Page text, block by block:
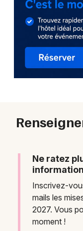
Ne ratez
Inscrivez-
mails les
2027. Vous
moment !